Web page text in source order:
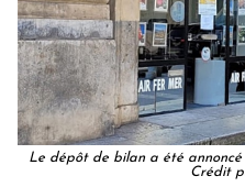
Le dépôt de bilan a été
Crédit